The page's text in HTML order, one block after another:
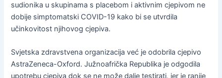
sudionika u skupinama s placebom i aktivnim cjepivom ne
dobije simptomatski COVID-19 kako bi se utvrdila
učinkovitost njihovog cjepiva.
Svjetska zdravstvena organizacija već je odobrila cjepivo
AstraZeneca-Oxford. Južnoafrička Republika je odgodila